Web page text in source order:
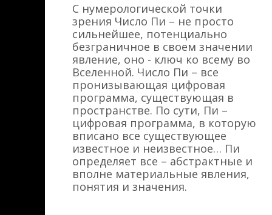
С нумерологической точки
зрения Число Пи – не просто
сильнейшее, потенциально
безграничное в своем значении
явление, оно - ключ ко всему во
Вселенной. Число Пи – все
пронизывающая цифровая
программа, существующая в
пространстве. По сути, Пи –
цифровая программа, в которую
вписано все существующее
известное и неизвестное… Пи
определяет все – абстрактные и
вполне материальные явления,
понятия и значения.